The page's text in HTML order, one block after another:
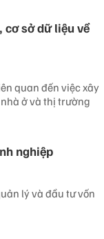
cơ sở dữ liệu về
quan đến việc xây
ở và thị trường
nghiệp
lý và đầu tư vốn